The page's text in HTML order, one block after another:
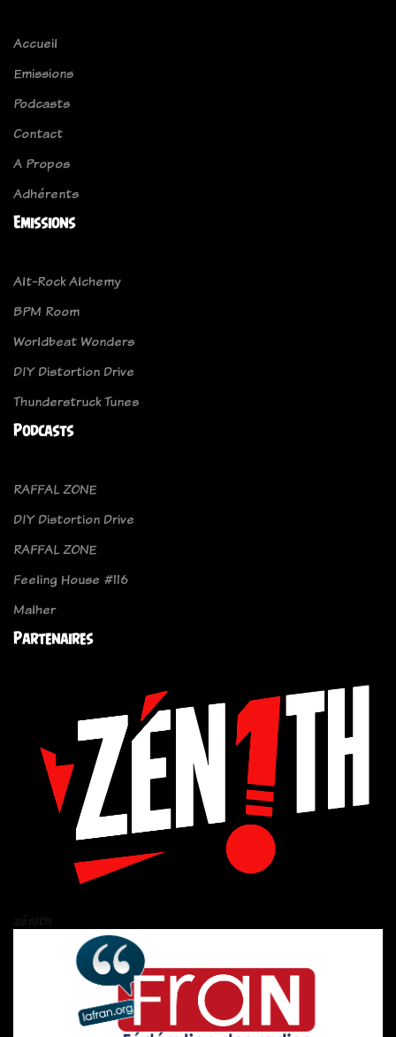
Accueil
Emissions
Podcasts
Contact
A Propos
Adhérents
Emissions
Alt-Rock Alchemy
BPM Room
Worldbeat Wonders
DIY Distortion Drive
Thunderstruck Tunes
Podcasts
RAFFAL ZONE
DIY Distortion Drive
RAFFAL ZONE
Feeling House #116
Malher
Partenaires